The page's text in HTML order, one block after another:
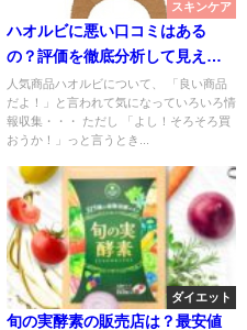
スキンケア
ハオルビに悪い口コミはある
の？評価を徹底分析して見えた
こと！
人気商品ハオルビについて、 「良い商品
だよ！」と言われて気になっていろいろ情
報収集・・・ ただし 「よし！そろそろ買
おうか！」っと言うとき...
ダイエット
旬の実酵素の販売店は？最安値